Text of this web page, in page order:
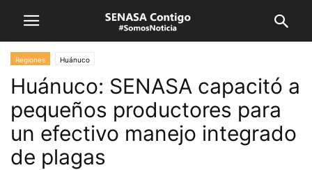
Regiones Huánuco
Huánuco: SENASA capacitó a
pequeños productores para
un efectivo manejo integrado
de plagas